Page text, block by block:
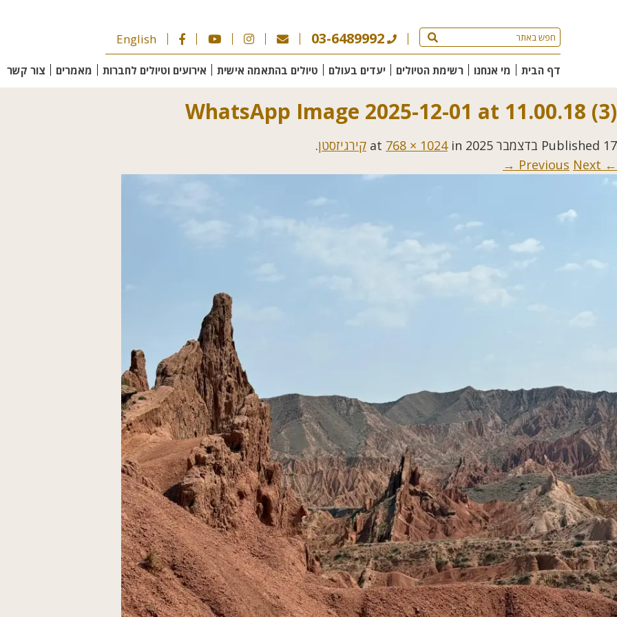
03-6489992
English
דף הבית מי אנחנו רשימת הטיולים יעדים בעולם טיולים בהתאמה אישית אירועים וטיולים לחברות מאמרים צור קשר
WhatsApp Image 2025-12-01 at 11.00.18 (3)
Published 17 בדצמבר 2025 768 × 1024in קירגיזסטן.
← Previous
Next →